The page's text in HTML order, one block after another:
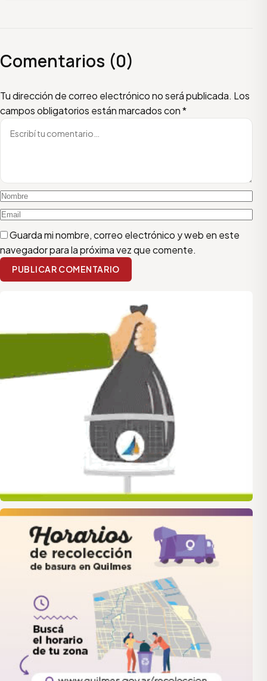
Comentarios (0)
Tu dirección de correo electrónico no será publicada. Los
campos obligatorios están marcados con*
Escribí tu comentario
Nombre
Email
Guarda mi nombre, correo electrónico y web en este
navegador para la próxima vez que comente.
PUBLICAR COMENTARIO
quilmes